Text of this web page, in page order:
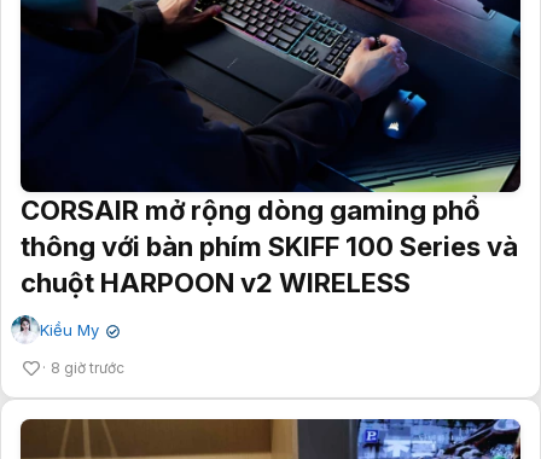
CORSAIR mở rộng dòng gaming phổ
thông với bàn phím SKIFF 100 Series và
chuột HARPOON v2 WIRELESS
Kiều My ✔
8 giờ trước